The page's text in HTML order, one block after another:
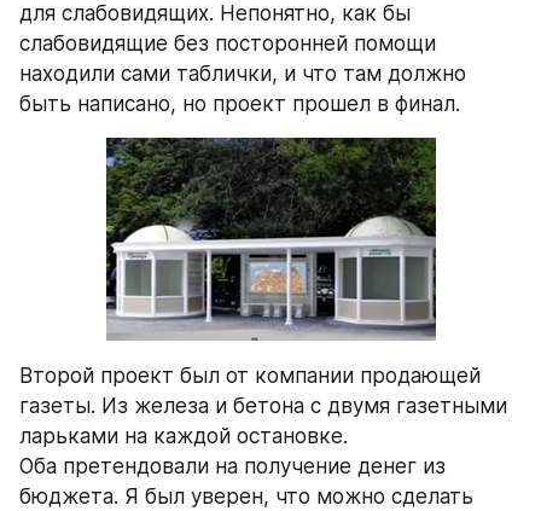
для слабовидящих. Непонятно, как бы
слабовидящие без посторонней помощи
находили сами таблички, и что там должно
быть написано, но проект прошел в финал.
Второй проект был от компании продающей
газеты. Из железа и бетона с двумя газетными
ларьками на каждой остановке.
Оба претендовали на получение денег из
бюджета. Я был уверен, что можно сделать